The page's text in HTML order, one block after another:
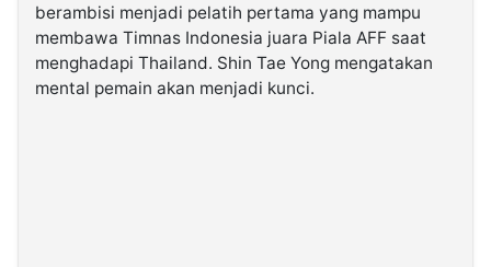
Kabarbaru.co
2026
berambisi menjadi pelatih pertama yang mampu
membawa Timnas Indonesia juara Piala AFF saat
menghadapi Thailand. Shin Tae Yong mengatakan
mental pemain akan menjadi kunci.